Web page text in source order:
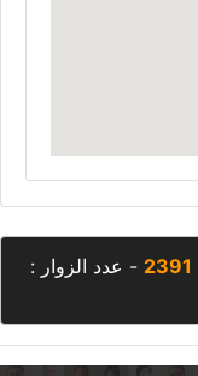
2391 - عدد الزوار :